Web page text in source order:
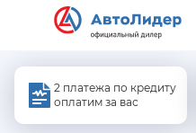
2 платежа по кредиту
оплатим за вас